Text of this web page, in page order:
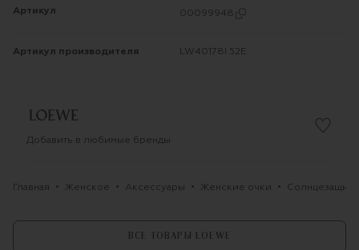
Артикул 00099948
Артикул производителя LW40178I 52E
Добавить в любимые бренды
Главная Женское Аксессуары Женские очки
ВСЕ ТОВАРЫ LOEWE